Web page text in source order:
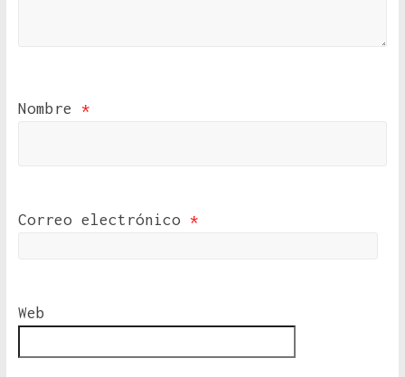
Nombre *
Correo electrónico *
Web